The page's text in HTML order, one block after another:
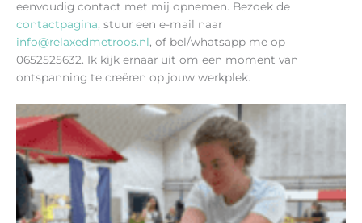
eenvoudig contact met mij opnemen. Bezoek de
contactpagina, stuur een e-mail naar
info@relaxedmetroos.nl, of bel/whatsapp me op
0652525632. Ik kijk ernaar uit om een moment van
ontspanning te creëren op jouw werkplek.